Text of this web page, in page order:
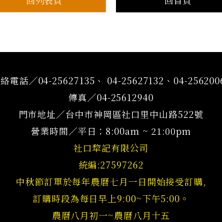
電話／04-25627135、 04-25627132、04-
傳真／04-25612940
門市地址／台中市神岡區社口里中山路522號
營業時間／平日：8:00am ~ 21:00pm
社口犂記有限公司
統編:27597262
中秋節訂單於每年農曆七月一日開始接受訂購,
訂購時段為每日早上9:00~下午5:00。
農曆八月初一~農曆八月十五